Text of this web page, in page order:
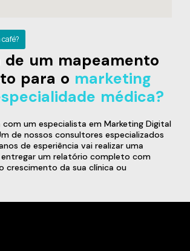
de um mapeamento
para o marketing
médica?
com um especialista em Marketing Digital
de nossos consultores especializados
de esperiência vai realizar uma
entregar um relatório completo com
crescimento da sua clínica ou